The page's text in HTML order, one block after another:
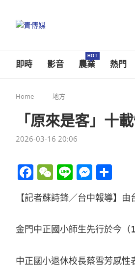
即時 影音 農業
HOT
熱門
Home 地方
「原來是客」十
2026-03-16 20:06
Facebook
WeChat
Line
享
【記者蘇詩鋒／台中報導】
金門中正國小師生先行於今
中正國小退休校長蔡雪芳感